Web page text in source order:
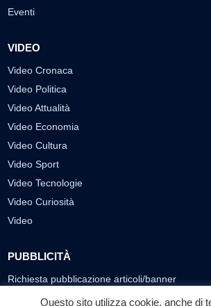
Eventi
VIDEO
Video Cronaca
Video Politica
Video Attualità
Video Economia
Video Cultura
Video Sport
Video Tecnologie
Video Curiosità
Video
PUBBLICITÀ
Richiesta pubblicazione articoli/banner
Questo sito utilizza cookie, anche di